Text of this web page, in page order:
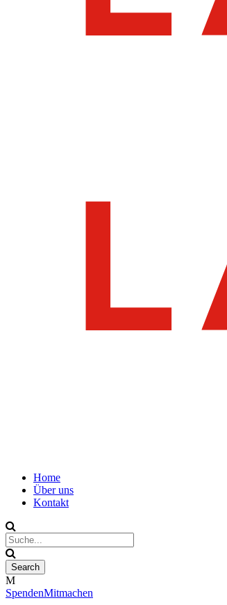
Home
Über uns
Kontakt
SpendenMitmachen